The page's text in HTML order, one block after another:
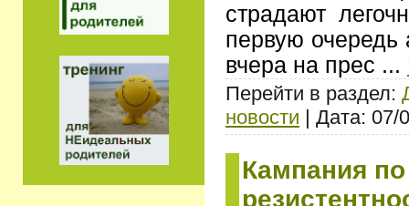
страдают
первую очередь
вчера на прес ...
Перейти в раздел:
новости | Дата: 07/
Кампания